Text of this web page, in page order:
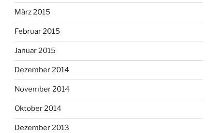
März 2015
Februar 2015
Januar 2015
Dezember 2014
November 2014
Oktober 2014
Dezember 2013